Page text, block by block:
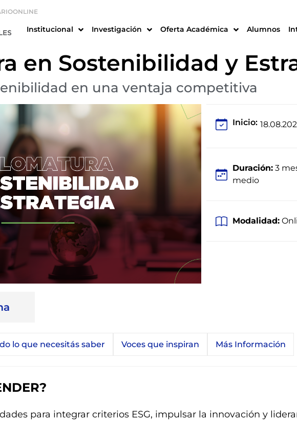
ONLINE
Institucional Investigación Oferta Académica Alumnos
en Sostenibilidad y
en una ventaja competitiva
Inicio:
Duración: 3
medio
Modalidad:
lo que necesitás saber Voces que inspiran Más Información
para integrar criterios ESG, impulsar la innovación y